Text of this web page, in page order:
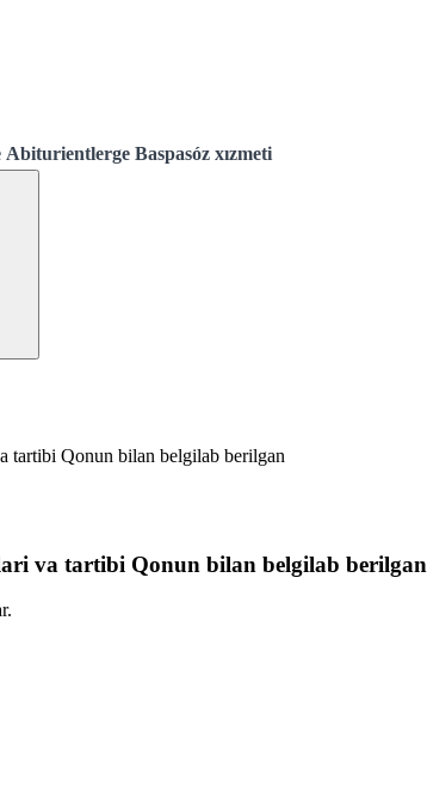
Abiturientlerge Baspasóz xızmeti
tartibi Qonun bilan belgilab berilgan
va tartibi Qonun bilan belgilab berilgan